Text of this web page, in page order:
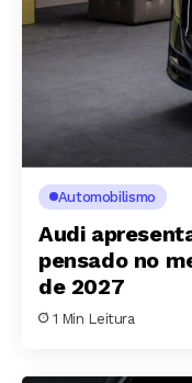
Automobilismo
Audi
pensado no
de 2027
1 Min Leitura